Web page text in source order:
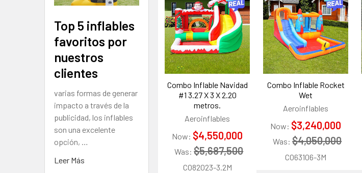
Top 5 inflables
favoritos por
nuestros
clientes
varias formas de generar
impacto a través de la
publicidad, los inflables
son una excelente
opción, …
Leer Más
Productos
relacionados
Combo Inflable Navidad
#1 3.27 X 3 X 2.20
metros.
Aeroinflables
Now: $4,550,000
Was: $5,687,500
CO82023-3.2M
Combo Inflable Rocket
Wet
Aeroinflables
Now: $3,240,000
Was: $4,050,000
CO63106-3M